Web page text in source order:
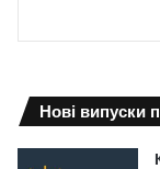
Нові випуски